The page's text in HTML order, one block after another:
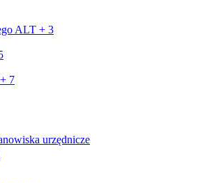
ALT + 3
7
urzędnicze